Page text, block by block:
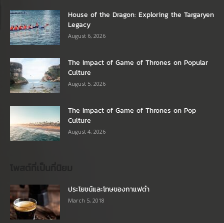
House of the Dragon: Exploring the Targaryen
Legacy
August 6, 2026
The Impact of Game of Thrones on Popular
Culture
August 5, 2026
The Impact of Game of Thrones on Pop
Culture
August 4, 2026
ประโยชน์และโทษของกาแฟดำ
March 5, 2018